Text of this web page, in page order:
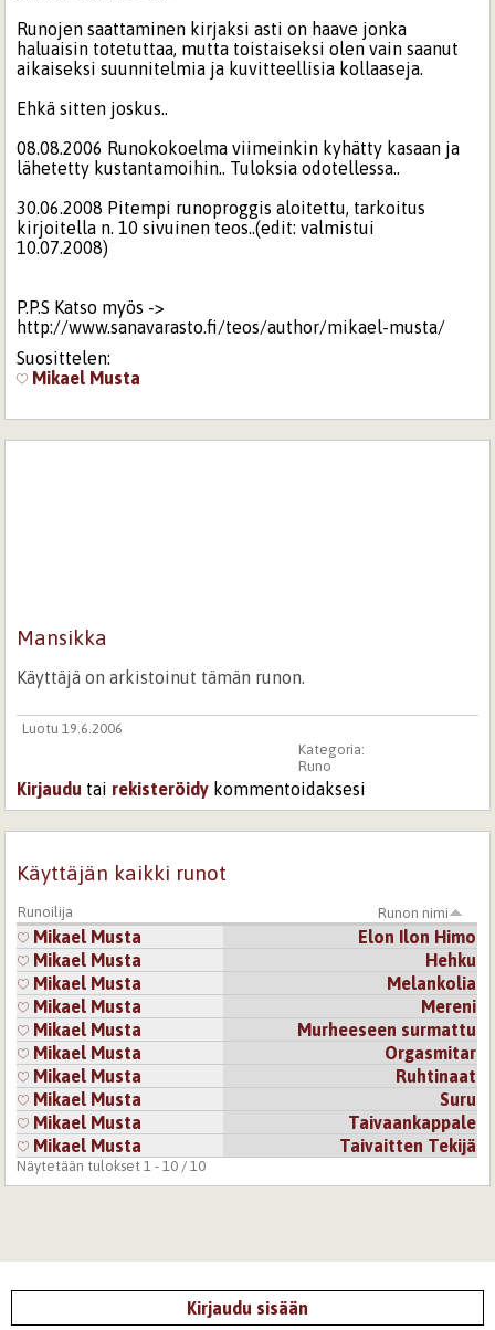
Runojen saattaminen kirjaksi asti on haave jonka
haluaisin totetuttaa, mutta toistaiseksi olen vain saanut
aikaiseksi suunnitelmia ja kuvitteellisia kollaaseja.
Ehkä sitten joskus..
08.08.2006 Runokokoelma viimeinkin kyhätty kasaan ja
lähetetty kustantamoihin.. Tuloksia odotellessa..
30.06.2008 Pitempi runoproggis aloitettu, tarkoitus
kirjoitella n. 10 sivuinen teos..(edit: valmistui
10.07.2008)
P.P.S Katso myös ->
http://www.sanavarasto.fi/teos/author/mikael-musta/
Suosittelen:
Mikael Musta
Mansikka
Käyttäjä on arkistoinut tämän runon.
Luotu 19.6.2006
Kategoria:
Runo
Kirjaudu tai rekisteröidy kommentoidaksesi
Käyttäjän kaikki runot
Runoilija Runon nimi
Mikael Musta
Elon Ilon Himo
Mikael Musta
Hehku
Mikael Musta
Melankolia
Mikael Musta
Mereni
Mikael Musta
Murheeseen surmattu
Mikael Musta
Orgasmitar
Mikael Musta
Ruhtinaat
Mikael Musta
Suru
Mikael Musta
Taivaankappale
Mikael Musta
Taivaitten Tekijä
Näytetään tulokset 1 - 10 / 10
Kirjaudu sisään